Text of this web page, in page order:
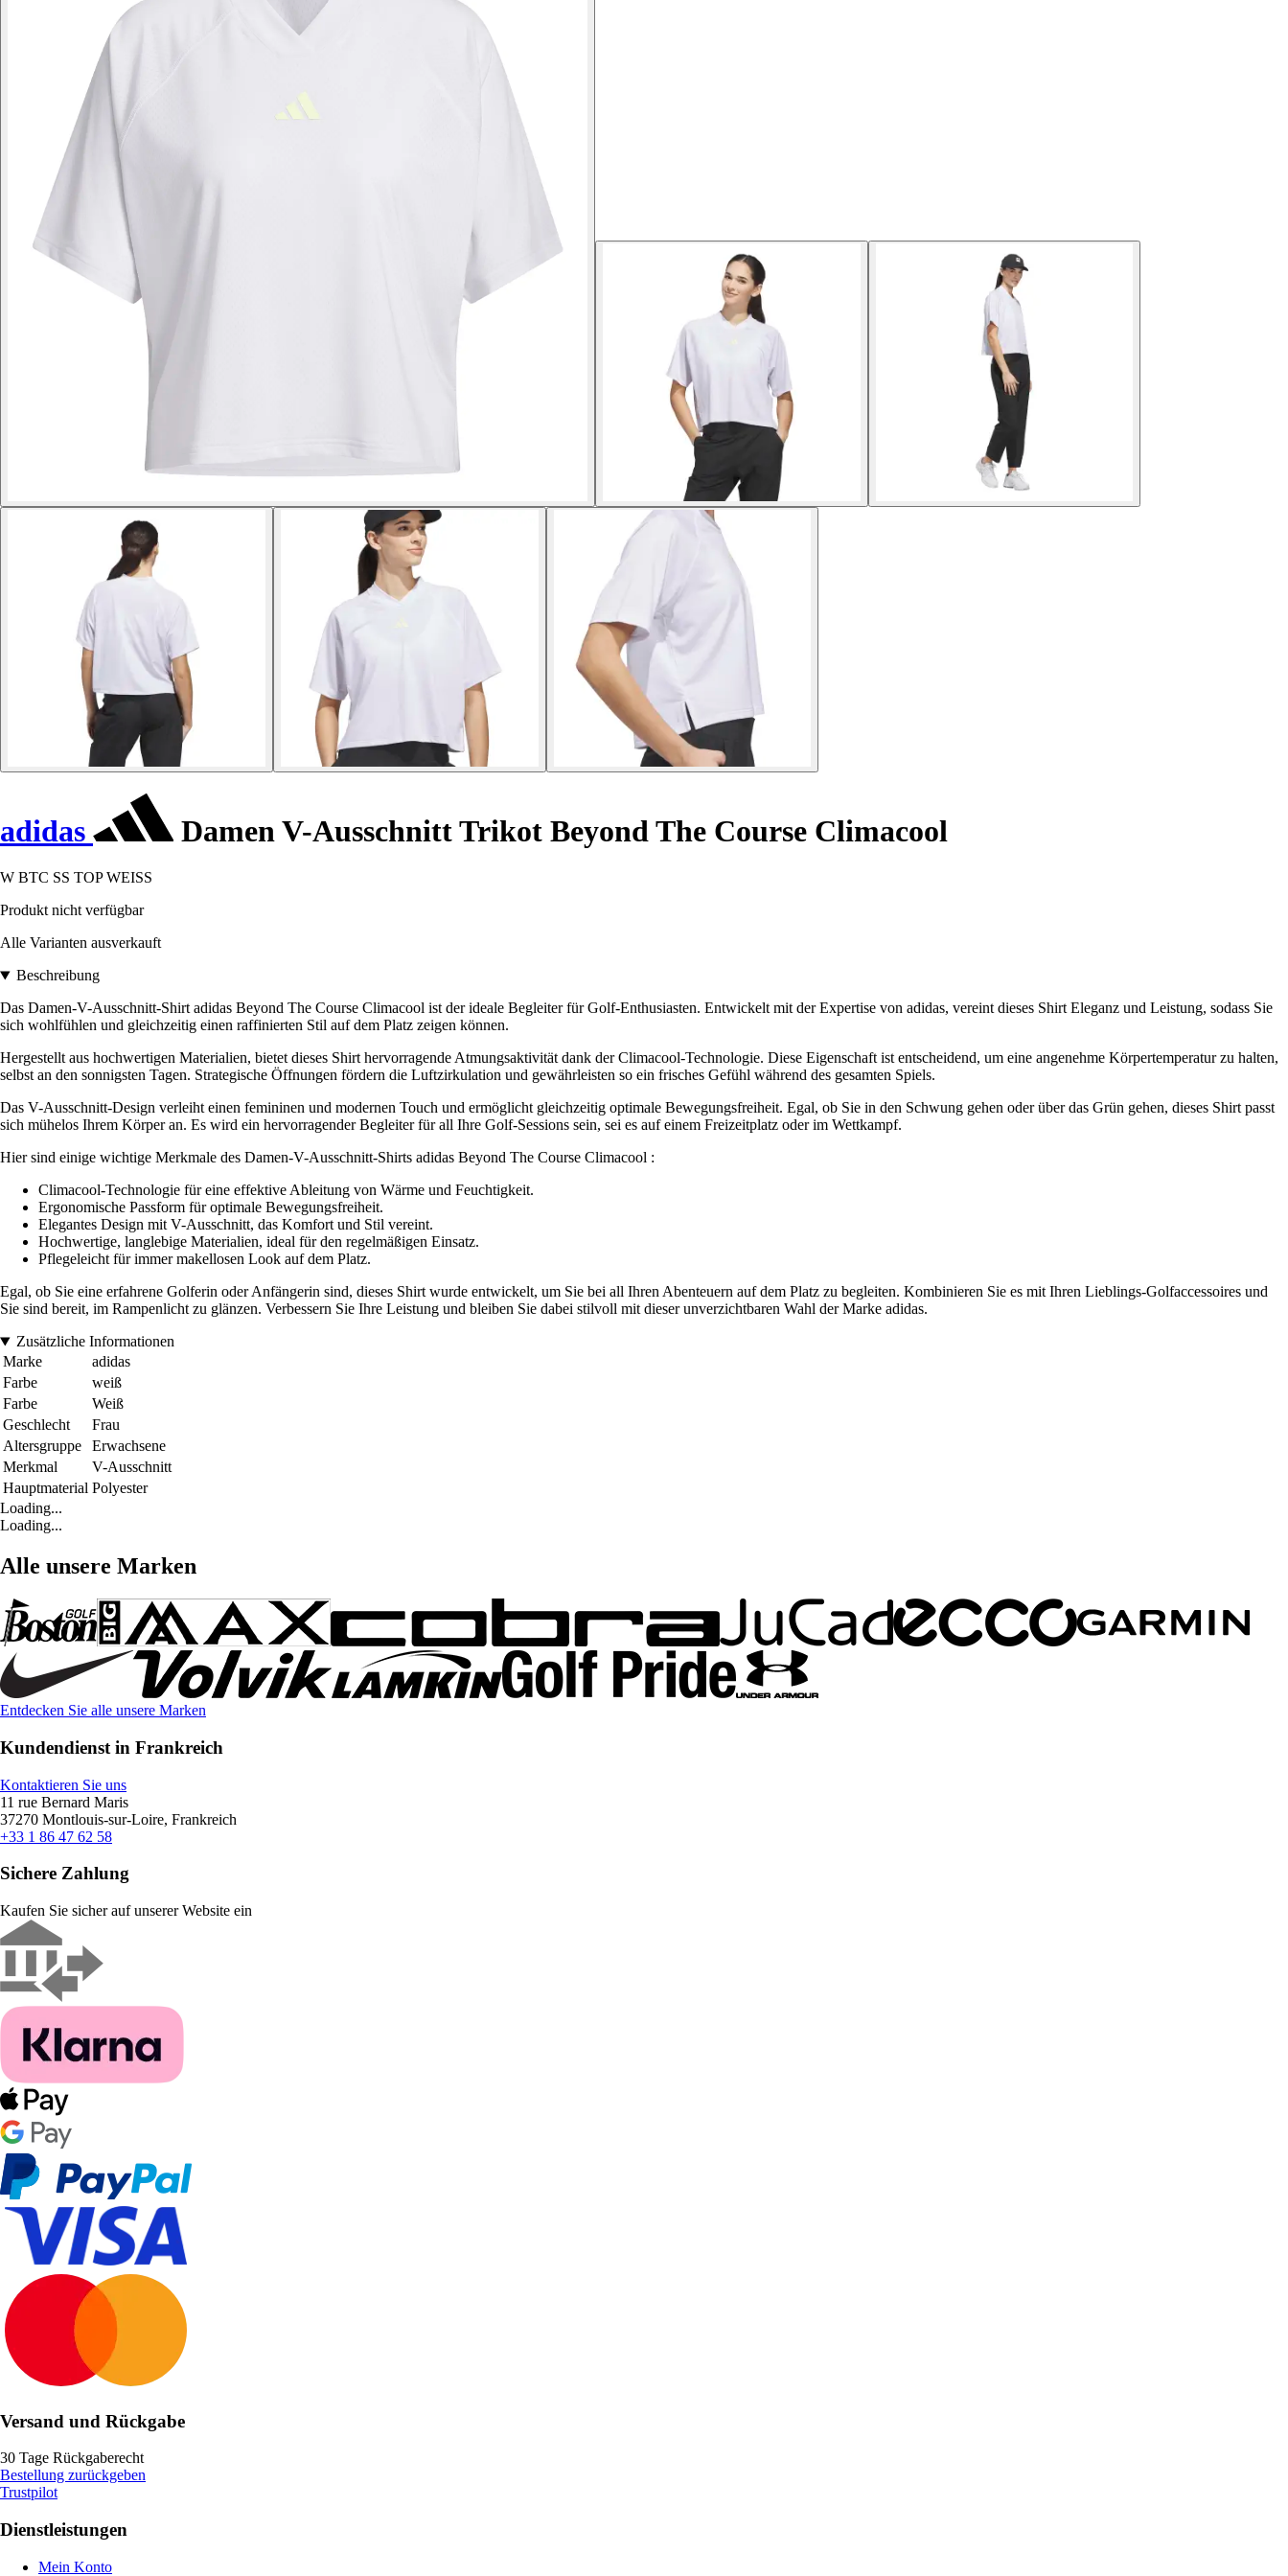
adidas Damen V-Ausschnitt Trikot Beyond The Course Climacool
W BTC SS TOP WEISS
Produkt nicht verfügbar
Alle Varianten ausverkauft
Beschreibung
Das Damen-V-Ausschnitt-Shirt adidas Beyond The Course Climacool ist der ideale Begleiter für Golf-Enthusiasten. Entwickelt mit der Expertise von adidas, vereint dieses Shirt Eleganz und Leistung, sodass Sie
sich wohlfühlen und gleichzeitig einen raffinierten Stil auf dem Platz zeigen können.
Hergestellt aus hochwertigen Materialien, bietet dieses Shirt hervorragende Atmungsaktivität dank der Climacool-Technologie. Diese Eigenschaft ist entscheidend, um eine angenehme Körpertemperatur zu halten,
selbst an den sonnigsten Tagen. Strategische Öffnungen fördern die Luftzirkulation und gewährleisten so ein frisches Gefühl während des gesamten Spiels.
Das V-Ausschnitt-Design verleiht einen femininen und modernen Touch und ermöglicht gleichzeitig optimale Bewegungsfreiheit. Egal, ob Sie in den Schwung gehen oder über das Grün gehen, dieses Shirt passt
sich mühelos Ihrem Körper an. Es wird ein hervorragender Begleiter für all Ihre Golf-Sessions sein, sei es auf einem Freizeitplatz oder im Wettkampf.
Hier sind einige wichtige Merkmale des Damen-V-Ausschnitt-Shirts adidas Beyond The Course Climacool :
Climacool-Technologie für eine effektive Ableitung von Wärme und Feuchtigkeit.
Ergonomische Passform für optimale Bewegungsfreiheit.
Elegantes Design mit V-Ausschnitt, das Komfort und Stil vereint.
Hochwertige, langlebige Materialien, ideal für den regelmäßigen Einsatz.
Pflegeleicht für immer makellosen Look auf dem Platz.
Egal, ob Sie eine erfahrene Golferin oder Anfängerin sind, dieses Shirt wurde entwickelt, um Sie bei all Ihren Abenteuern auf dem Platz zu begleiten. Kombinieren Sie es mit Ihren Lieblings-Golfaccessoires und
Sie sind bereit, im Rampenlicht zu glänzen. Verbessern Sie Ihre Leistung und bleiben Sie dabei stilvoll mit dieser unverzichtbaren Wahl der Marke adidas.
Zusätzliche Informationen
Marke
adidas
Farbe
weiß
Farbe
Weiß
Geschlecht
Frau
Altersgruppe
Erwachsene
Merkmal
V-Ausschnitt
Hauptmaterial Polyester
Loading...
Loading...
Alle unsere Marken
Entdecken Sie alle unsere Marken
Kundendienst in Frankreich
Kontaktieren Sie uns
11 rue Bernard Maris
37270 Montlouis-sur-Loire, Frankreich
+33 1 86 47 62 58
Sichere Zahlung
Kaufen Sie sicher auf unserer Website ein
Versand und Rückgabe
30 Tage Rückgaberecht
Bestellung zurückgeben
Trustpilot
Dienstleistungen
Mein Konto